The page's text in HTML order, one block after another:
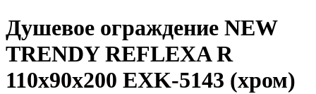
Душевое ограждение NEW
TRENDY REFLEXA R
110x90x200 EXK-5143 (хром)